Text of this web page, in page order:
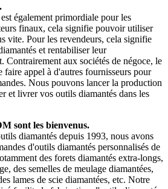
également primordiale pour les
finaux, cela signifie pouvoir utiliser
vite. Pour les revendeurs, cela signifie
et rentabiliser leur
Contrairement aux sociétés de négoce, le
faire appel à d'autres fournisseurs pour
Nous pouvons lancer la production
et livrer vos outils diamantés dans les
sont les bienvenus.
diamantés depuis 1993, nous avons
d'outils diamantés personnalisés de
des forets diamantés extra-longs,
des semelles de meulage diamantées,
lames de scie diamantées, etc. Notre